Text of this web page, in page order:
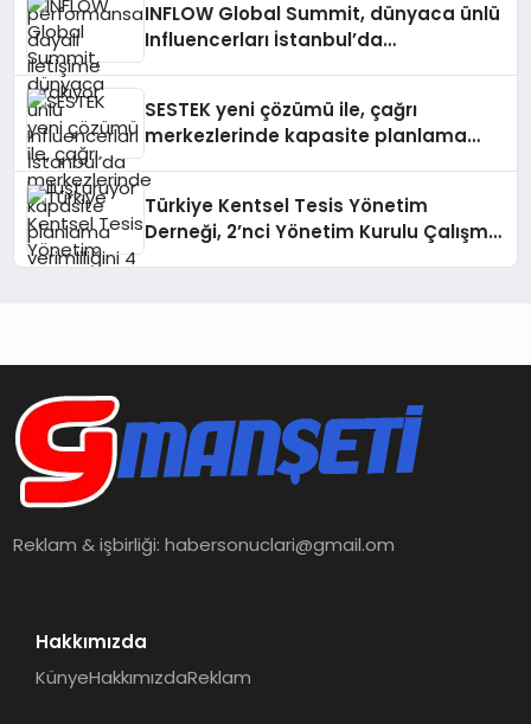
INFLOW Global Summit, dünyaca ünlü
Influencerları İstanbul’da
SESTEK yeni çözümü ile, çağrı
merkezlerinde kapasite planlama
Türkiye Kentsel Tesis Yönetim
Derneği, 2’nci Yönetim Kurulu Çalışma
Reklam & işbirliği:habersonuclari@gmail.om
Hakkımızda
KünyeHakkımızdaReklam